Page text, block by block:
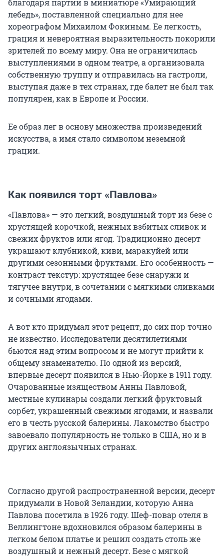
благодаря партии в миниатюре «Умирающий
лебедь», поставленной специально для нее
хореографом Михаилом Фокиным. Ее легкость,
грация и невероятная выразительность покорили
зрителей по всему миру. Она не ограничилась
выступлениями в одном театре, а организовала
собственную труппу и отправилась на гастроли,
выступая даже в тех странах, где балет не был так
популярен, как в Европе и России.
Ее образ лег в основу множества произведений
искусства, а имя стало символом неземной
грации.
Как появился торт «Павлова»
«Павлова» — это легкий, воздушный торт из безе с
хрустящей корочкой, нежных взбитых сливок и
свежих фруктов или ягод. Традиционно десерт
украшают клубникой, киви, маракуйей или
другими сезонными фруктами. Его особенность —
контраст текстур: хрустящее безе снаружи и
тягучее внутри, в сочетании с мягкими сливками
и сочными ягодами.
А вот кто придумал этот рецепт, до сих пор точно
не известно. Исследователи десятилетиями
бьются над этим вопросом и не могут прийти к
общему знаменателю. По одной из версий,
впервые десерт появился в Нью-Йорке в 1911 году.
Очарованные изяществом Анны Павловой,
местные кулинары создали легкий фруктовый
сорбет, украшенный свежими ягодами, и назвали
его в честь русской балерины. Лакомство быстро
завоевало популярность не только в США, но и в
других англоязычных странах.
Согласно другой распространенной версии, десерт
придумали в Новой Зеландии, которую Анна
Павлова посетила в 1926 году. Шеф-повар отеля в
Веллингтоне вдохновился образом балерины в
легком белом платье и решил создать столь же
воздушный и нежный десерт. Безе с мягкой